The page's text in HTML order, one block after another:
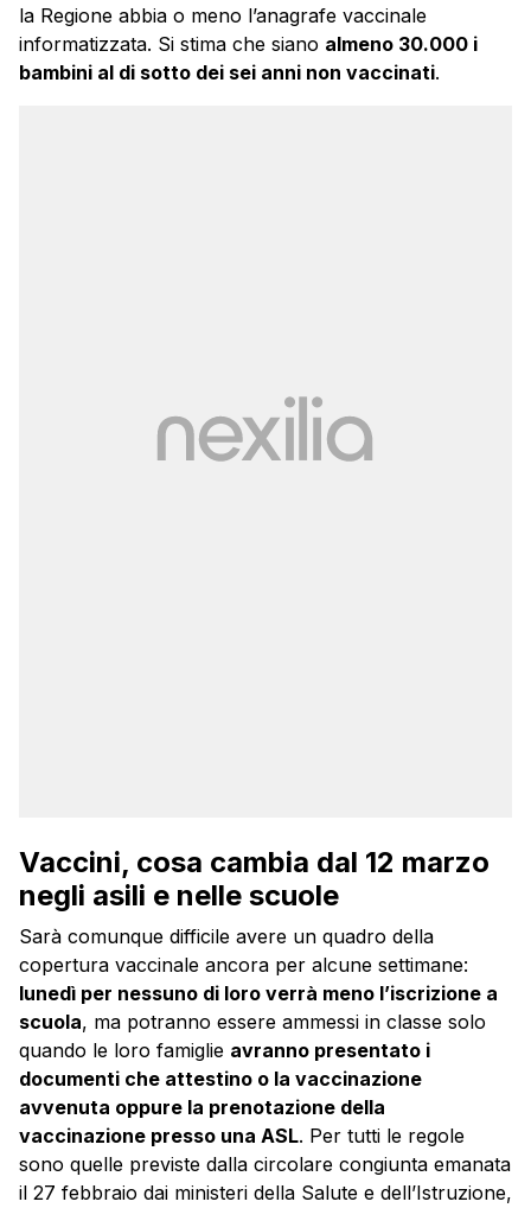
la Regione abbia o meno l’anagrafe vaccinale
informatizzata. Si stima che siano almeno 30.000 i
bambini al di sotto dei sei anni non vaccinati.
Vaccini, cosa cambia dal 12 marzo
negli asili e nelle scuole
Sarà comunque difficile avere un quadro della
copertura vaccinale ancora per alcune settimane:
lunedì per nessuno di loro verrà meno l’iscrizione a
scuola, ma potranno essere ammessi in classe solo
quando le loro famiglie avranno presentato i
documenti che attestino o la vaccinazione
avvenuta oppure la prenotazione della
vaccinazione presso una ASL. Per tutti le regole
sono quelle previste dalla circolare congiunta emanata
il 27 febbraio dai ministeri della Salute e dell’Istruzione,